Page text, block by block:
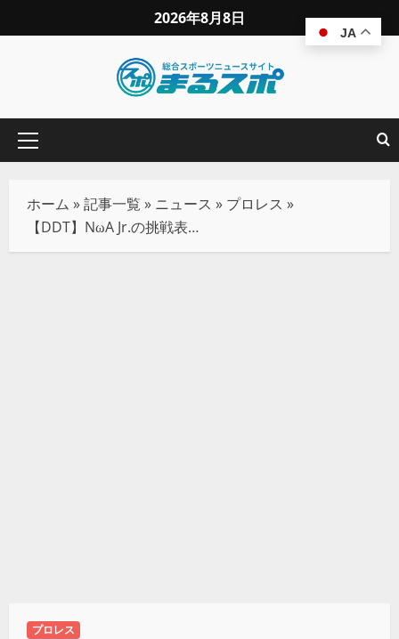
2026年8月8日
ホーム »記事一覧 » ニュース » プロレス »
【DDT】NωA Jr.の挑戦表明を高鹿が一度は拒否するも、学園ドラマ風展開で電撃王座戦へ！
プロレス
JA